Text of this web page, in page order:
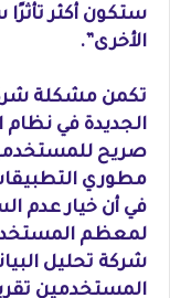
ستكون أكثر
الأخرى”.
تكمن مشكلة
صريح
مطوري
في أن خيار عدم
لمعظم